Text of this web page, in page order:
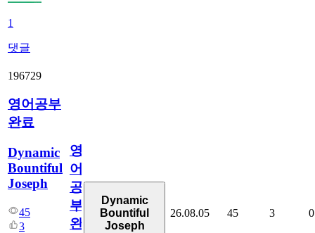
1
댓글
196729
영어공부
완료
Dynamic
Bountiful
Joseph
45
3
영
어
공
부
완
Dynamic
Bountiful
Joseph
26.08.05 45 3 0